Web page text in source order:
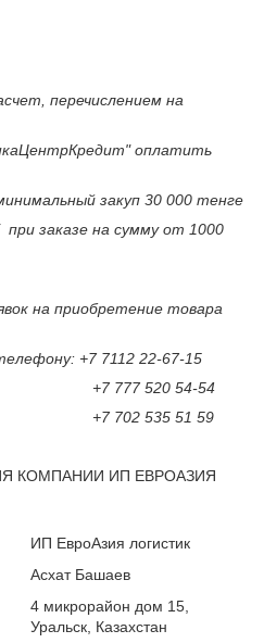
перечислением на
оплатить
закуп 30 000 тенге
заказе на сумму от 1000
на приобретение товара
+7 7112 22-67-15
54-54
51 59
КОМПАНИИ ИП ЕВРОАЗИЯ
ИП ЕвроАзия логистик
Асхат Башаев
4 микрорайон дом 15,
Уральск, Казахстан